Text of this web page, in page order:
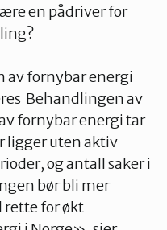
en pådriver for
av fornybar energi
Behandlingen av
fornybar energi tar
ligger uten aktiv
og antall saker i
bør bli mer
rette for økt